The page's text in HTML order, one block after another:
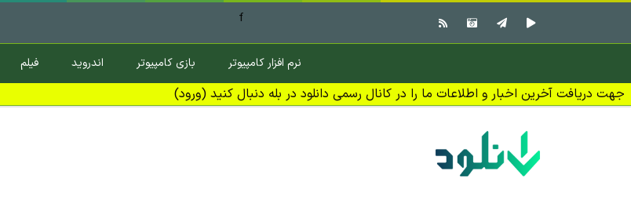
f
نرم افزار کامپیوتر بازی کامپیوتر اندروید فیلم
جهت دریافت آخرین اخبار و اطلاعات ما را در کانال رسمی دانلود در بله دنبال کنید (ورود)